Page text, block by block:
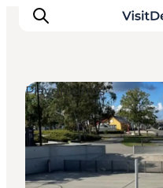
Inspirations
Destinations
Quoi faire
Playgrounds